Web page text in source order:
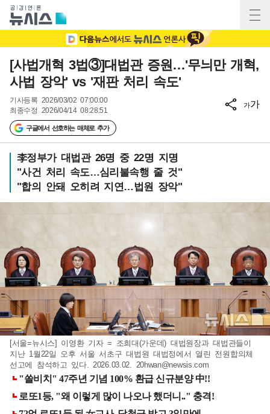
[사법개혁 3법③]대법관 증원…'무늬만 개혁,
사법 장악' vs '재판 처리 속도'
기사등록 2026/03/02 07:00:00
최종수정 2026/04/14 08:28:51
구글에서 선호하는 매체로 추가
가가
李정부가 대법관 26명 중 22명 지명
"사건 처리 속도…심리불속행 줄 것"
"합의 안돼 오히려 지연…법원 장악"
[서울=뉴시스] 이영환 기자 = 조희대(가운데) 대법원장과 대법관들이
지난 1월22일 오후 서울 서초구 대법원 대법정에서 열린 전원합의체
선고에 참석하고 있다. 2026.03.02. 20hwan@newsis.com